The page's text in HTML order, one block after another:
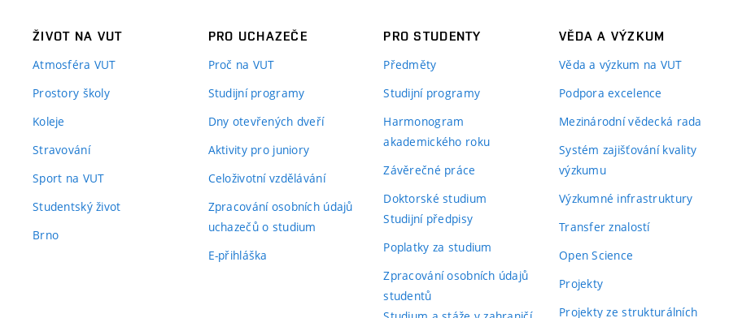
ŽIVOT NA VUT
Atmosféra VUT
Prostory školy
Koleje
Stravování
Sport na VUT
Studentský život
Brno
PRO UCHAZEČE
Proč na VUT
Studijní programy
Dny otevřených dveří
Aktivity pro juniory
Celoživotní vzdělávání
Zpracování osobních údajů
uchazečů o studium
E-přihláška
PRO STUDENTY
Předměty
Studijní programy
Harmonogram
akademického roku
Závěrečné práce
Doktorské studium
Studijní předpisy
Poplatky za studium
Zpracování osobních údajů
studentů
VĚDA A VÝZKUM
Věda a výzkum na VUT
Podpora excelence
Mezinárodní vědecká rada
Systém zajišťování kvality
výzkumu
Výzkumné infrastruktury
Transfer znalostí
Open Science
Projekty
Projekty ze strukturálních